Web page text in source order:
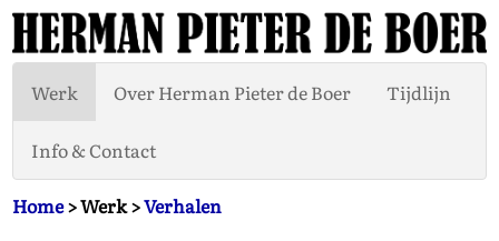
Werk Over Herman Pieter de Boer Tijdlijn
Info & Contact
Home> Werk >Verhalen